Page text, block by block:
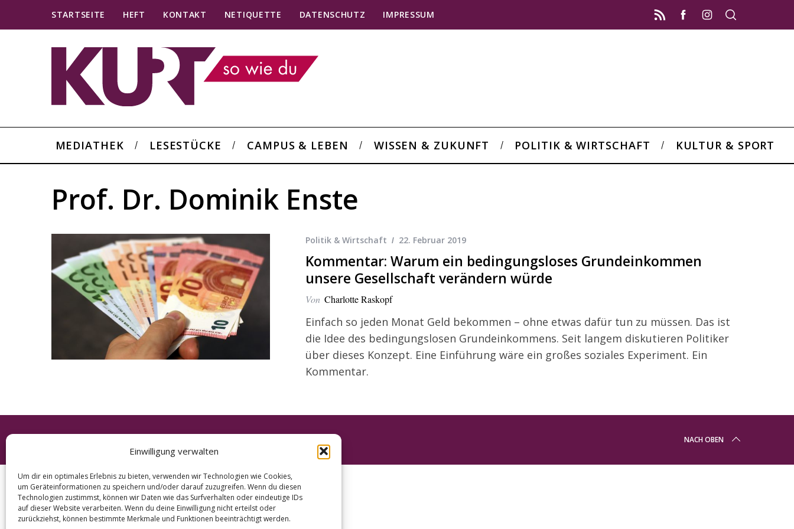
Einwilligung verwalten
Um dir ein optimales Erlebnis zu bieten, verwenden wir Technologien wie Cookies,
um Geräteinformationen zu speichern und/oder darauf zuzugreifen. Wenn du diesen
Technologien zustimmst, können wir Daten wie das Surfverhalten oder eindeutige IDs
auf dieser Website verarbeiten. Wenn du deine Einwilligung nicht erteilst oder
zurückziehst, können bestimmte Merkmale und Funktionen beeinträchtigt werden.
STARTSEITE HEFT KONTAKT NETIQUETTE DATENSCHUTZ IMPRESSUM
MEDIATHEK LESESTÜCKE CAMPUS & LEBEN WISSEN & ZUKUNFT POLITIK & WIRTSCHAFT KULTUR & SPORT
Prof. Dr. Dominik Enste
Politik & Wirtschaft 22. Februar 2019
Kommentar: Warum ein bedingungsloses Grundeinkommen
unsere Gesellschaft verändern würde
Von Charlotte Raskopf
Einfach so jeden Monat Geld bekommen – ohne etwas dafür tun zu müssen. Das ist
die Idee des bedingungslosen Grundeinkommens. Seit langem diskutieren Politiker
über dieses Konzept. Eine Einführung wäre ein großes soziales Experiment. Ein
Kommentar.
NACH OBEN
S
e
a
r
c
h
f
o